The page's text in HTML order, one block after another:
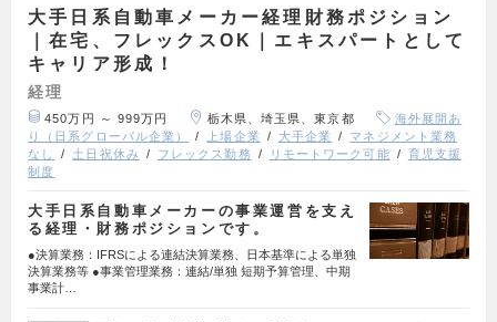
大手日系自動車メーカー経理財務ポジション
｜在宅、フレックスOK｜エキスパートとして
キャリア形成！
経理
450万円 ～ 999万円 栃木県、埼玉県、東京都
海外展開あ
り（日系グローバル企業）
上場企業 大手企業
マネジメント業務
なし
土日祝休み フレックス勤務 リモートワーク可能
育児支援
制度
大手日系自動車メーカーの事業運営を支え
る経理・財務ポジションです。
●決算業務：IFRSによる連結決算業務、日本基準による単独
決算業務等 ●事業管理業務：連結/単独 短期予算管理、中期
事業計…